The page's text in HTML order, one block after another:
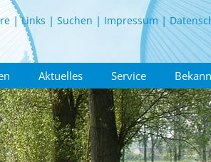
Links Suchen Impressum
Aktuelles Service